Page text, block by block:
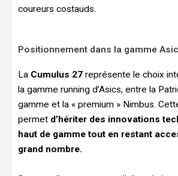
coureurs costauds.
Positionnement dans la gamme
La Cumulus 27 représente le choix
la gamme running d’Asics, entre la
gamme et la « premium » Nimbus.
permet d’hériter des innovations
haut de gamme tout en restant
grand nombre.